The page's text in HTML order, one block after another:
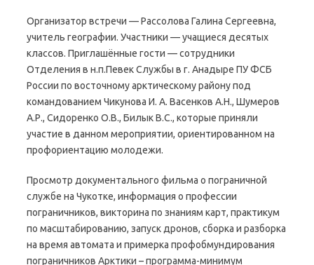
Организатор встречи — Рассолова Галина Сергеевна,
учитель географии. Участники — учащиеся десятых
классов. Приглашённые гости — сотрудники
Отделения в н.п.Певек Службы в г. Анадыре ПУ ФСБ
России по восточному арктическому району под
командованием Чикунова И. А. Васенков А.Н., Шумеров
А.Р., Сидоренко О.В., Билык В.С., которые приняли
участие в данном мероприятии, ориентированном на
профориентацию молодежи.
Просмотр документального фильма о пограничной
службе на Чукотке, информация о профессии
пограничников, викторина по знаниям карт, практикум
по масштабированию, запуск дронов, сборка и разборка
на время автомата и примерка профобмундирования
пограничников Арктики – программа-минимум